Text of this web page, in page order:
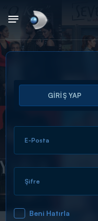
Arama
ARAMA SONUÇLARI
GİRİŞ YAP
E-Posta
Şifre
Beni Hatırla